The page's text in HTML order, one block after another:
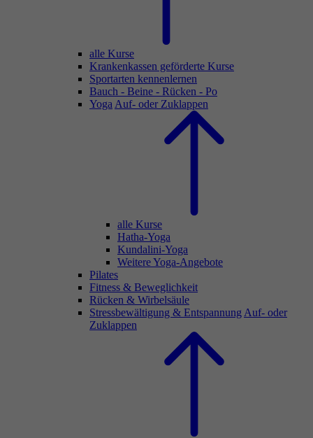
alle Kurse
Krankenkassen geförderte Kurse
Sportarten kennenlernen
Bauch - Beine - Rücken - Po
Yoga Auf- oder Zuklappen
alle Kurse
Hatha-Yoga
Kundalini-Yoga
Weitere Yoga-Angebote
Pilates
Fitness & Beweglichkeit
Rücken & Wirbelsäule
Stressbewältigung & Entspannung Auf- oder
Zuklappen